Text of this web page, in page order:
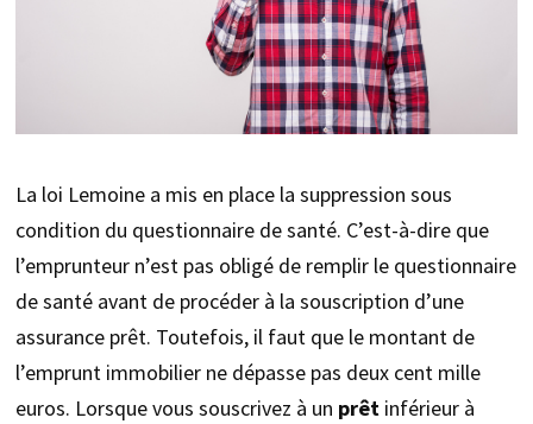
La loi Lemoine a mis en place la suppression sous
condition du questionnaire de santé. C’est-à-dire que
l’emprunteur n’est pas obligé de remplir le questionnaire
de santé avant de procéder à la souscription d’une
assurance prêt. Toutefois, il faut que le montant de
l’emprunt immobilier ne dépasse pas deux cent mille
euros. Lorsque vous souscrivez à un prêt inférieur à